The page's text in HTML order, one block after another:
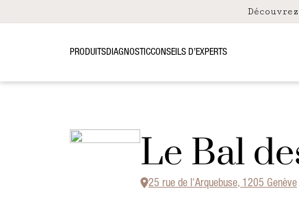
Découvrez
PRODUITSDIAGNOSTICCONSEILS D’EXPERTS
Le Bal
25 rue de l'Arquebuse, 1205 Genève